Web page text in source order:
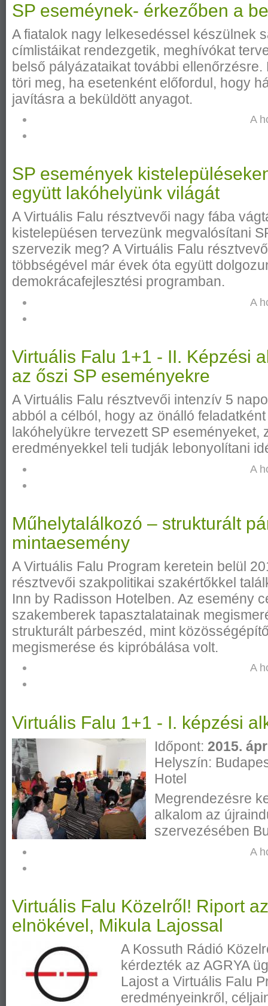
SP eseméynek- érkezőben a
A fiatalok nagy lelkesedéssel készülnek
címlistáikat rendezgetik, meghívókat
belső pályázataikat további
töri meg, ha esetenként előfordul, hogy
javításra a beküldött anyagot.
A
SP események
együtt lakóhelyünk világát
A Virtuális Falu résztvevői nagy fába
kistelepüésen tervezünk megvalósítani
szervezik meg? A Virtuális Falu
többségével már évek óta együtt
demokrácafejlesztési programban.
A
Virtuális Falu 1+1 - II. Képzési
az őszi SP eseményekre
A Virtuális Falu résztvevői intenzív 5
abból a célból, hogy az önálló
lakóhelyükre tervezett SP eseményeket,
eredményekkel teli tudják lebonyolítani
A
Műhelytalálkozó – strukturált
mintaesemény
A Virtuális Falu Program keretein belül
résztvevői szakpolitikai szakértőkkel
Inn by Radisson Hotelben. Az esemény
szakemberek tapasztalatainak
strukturált párbeszéd, mint
megismerése és kipróbálása volt.
A
Virtuális Falu 1+1 - I. képzési
Időpont:2015.
Helyszín:
Hotel
Megrendezésre
alkalom az
szervezésében
A
Virtuális Falu Közelről! Riport
elnökével, Mikula Lajossal
A Kossuth Rádió
kérdezték az AGRYA
Lajost a Virtuális Falu
eredményeinkről,